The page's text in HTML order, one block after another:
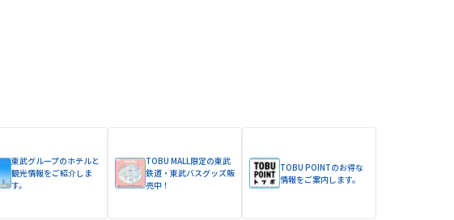
東武グループのホテルと
観光情報をご紹介しま
す。
TOBU MALL限定の東武
鉄道・東武バスグッズ販
売中！
TOBU POINTのお得な
情報をご案内します。